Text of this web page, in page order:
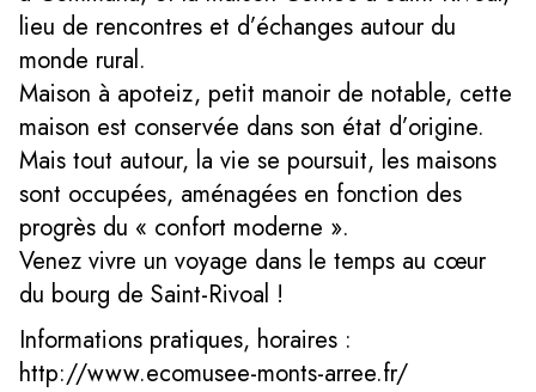
lieu de rencontres et d’échanges autour du
monde rural.
Maison à apoteiz, petit manoir de notable, cette
maison est conservée dans son état d’origine.
Mais tout autour, la vie se poursuit, les maisons
sont occupées, aménagées en fonction des
progrès du « confort moderne ».
Venez vivre un voyage dans le temps au cœur
du bourg de Saint-Rivoal !
Informations pratiques, horaires :
http://www.ecomusee-monts-arree.fr/